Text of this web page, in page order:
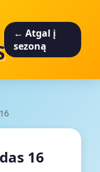
← Atgal į
sezoną
16